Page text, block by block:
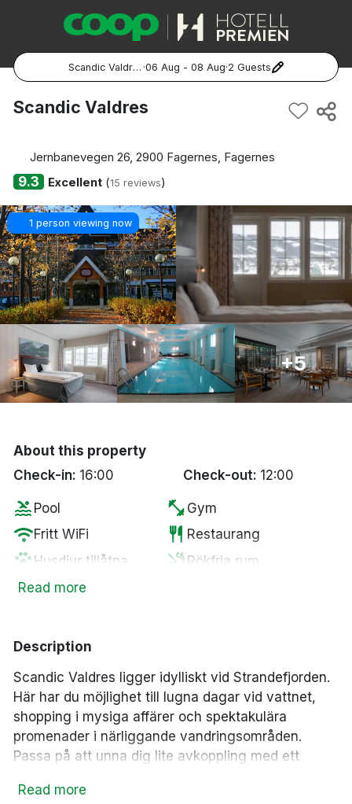
Scandic Valdres ·06 Aug - 08 Aug·2 Guests
Popular Destinations:
Göteborg
Malmö
Hela Norge
Oslo
Bergen
Hela Danmark
Scandic Valdres
Jernbanevegen 26, 2900 Fagernes, Fagernes
9.3 Excellent(15 reviews)
1 person viewing now
+5
About this property
Check-in: 16:00 Check-out: 12:00
pool Pool fitness_center Gym
wifiFritt WiFi restaurant Restaurang
pets Husdjur tillåtna smoke_free Rökfria rum
child_careBarn klubb
local_barBar
Read more
Description
Scandic Valdres ligger idylliskt vid Strandefjorden.
Här har du möjlighet till lugna dagar vid vattnet,
shopping i mysiga affärer och spektakulära
promenader i närliggande vandringsområden.
Passa på att unna dig lite avkoppling med ett
bland annat hittar ett gym, en pool och en bastu.
Read more